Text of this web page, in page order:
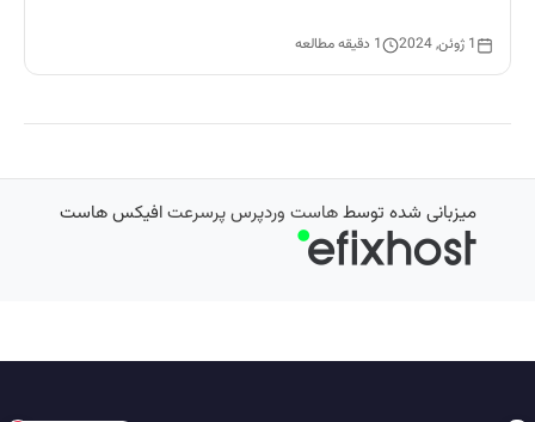
1 ژوئن, 2024 1 دقیقه مطالعه
میزبانی شده توسطهاست وردپرس پرسرعتافیکس هاست